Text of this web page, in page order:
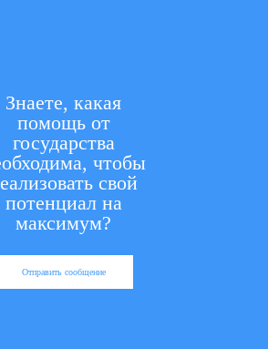
Знаете, какая
помощь от
государства
чтобы
свой
потенциал на
максимум?
Отправить сообщение